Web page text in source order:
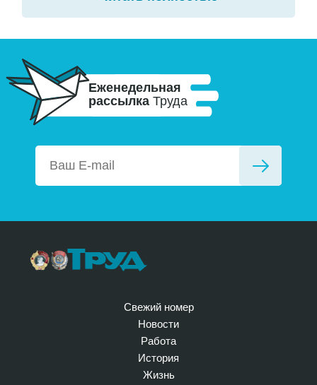
Еженедельная
рассылка Труда
Свежий номер
Новости
Работа
История
Жизнь